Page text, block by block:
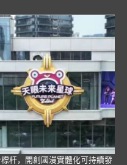
杆，開創國漫實體化可持續發